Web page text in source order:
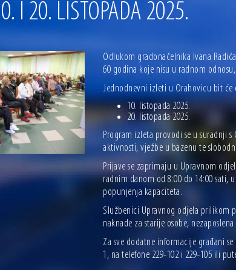
I 20. LISTOPADA 2025.
Odlukom gradonačelnika Ivana
60 godina koje nisu u radnom
Jednodnevni izleti u Orahovicu bit
10. listopada 2025.
20. listopada 2025.
Program izleta provodi se u suradnji
aktivnosti, vježbe u bazenu te
Prijave se zaprimaju u Upravnom
radnim danom od 8:00 do 14:00 sati,
popunjenja kapaciteta.
Službenici Upravnog odjela prilikom
naknade za starije osobe,
Za sve dodatne informacije građani
1, na telefone 229-102 i 229-105 ili